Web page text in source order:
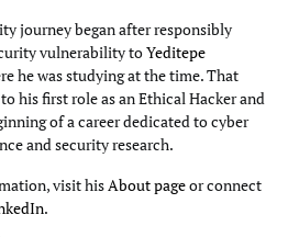
journey began after responsibly
vulnerability toYeditepe
he was studying at the time. That
his first role as an Ethical Hacker and
of a career dedicated to cyber
and security research.
visit his About pageor connect
.